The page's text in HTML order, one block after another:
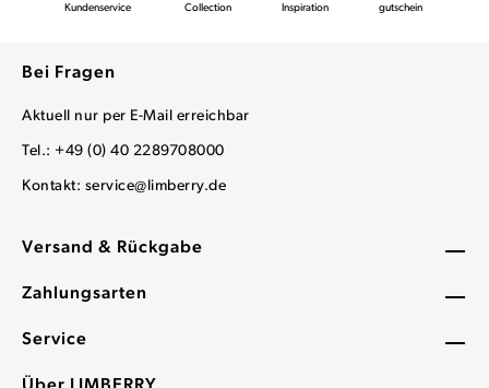
Versand & Rückgabe
Zahlungsarten
Service
Kundenservice
Collection
Inspiration
gutschein
Bei Fragen
Aktuell nur per E-Mail erreichbar
Tel.: +49 (0) 40 2289708000
Kontakt: service@limberry.de